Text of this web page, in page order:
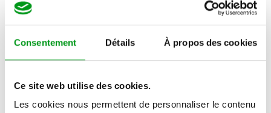
Consentement Détails À propos des cookies
Ce site web utilise des cookies.
Les cookies nous permettent de personnaliser le contenu
envies. Particulièrement complet, le site vous permet
de choisir entre 24 types de rencontre libertine
différents. Vos pouvez ainsi choisir de faire des
rencontres 2+2, BDSM, côte-à-côtistes, échangistes,